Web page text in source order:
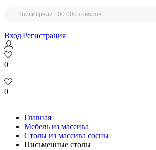
Вход|Регистрация
0
0
Главная
Мебель из массива
Столы из массива сосны
Письменные столы